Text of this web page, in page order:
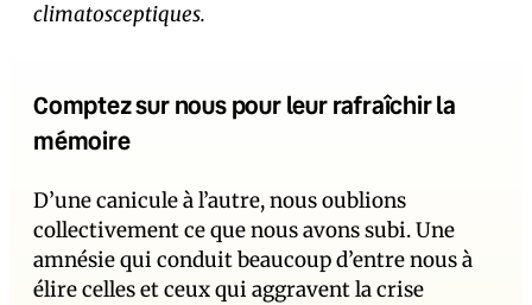
climatosceptiques.
Comptez sur nous pour leur rafraîchir la
mémoire
D’une canicule à l’autre, nous oublions
collectivement ce que nous avons subi. Une
amnésie qui conduit beaucoup d’entre nous à
élire celles et ceux qui aggravent la crise